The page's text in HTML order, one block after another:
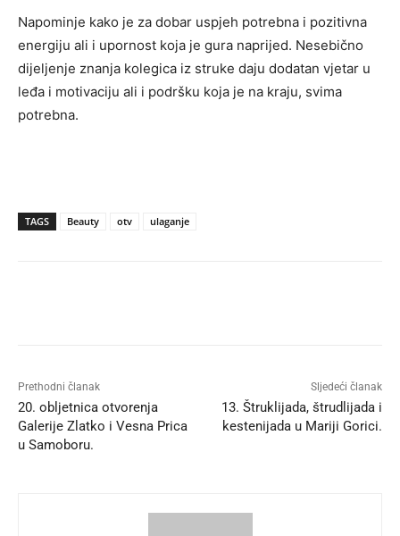
Napominje kako je za dobar uspjeh potrebna i pozitivna
energiju ali i upornost koja je gura naprijed. Nesebično
dijeljenje znanja kolegica iz struke daju dodatan vjetar u
leđa i motivaciju ali i podršku koja je na kraju, svima
potrebna.
TAGS Beauty otv ulaganje
Prethodni članak
20. obljetnica otvorenja
Galerije Zlatko i Vesna Prica
u Samoboru.
Sljedeći članak
13. Štruklijada, štrudlijada i
kestenijada u Mariji Gorici.